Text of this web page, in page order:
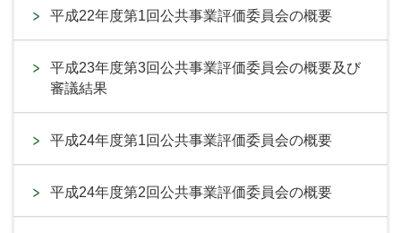
平成22年度第1回公共事業評価委員会の概要
平成23年度第3回公共事業評価委員会の概要及び
審議結果
平成24年度第1回公共事業評価委員会の概要
平成24年度第2回公共事業評価委員会の概要